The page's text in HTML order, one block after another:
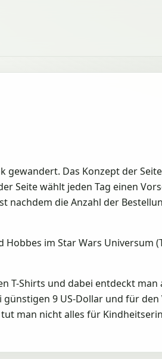
gewandert. Das Konzept der
Seite wählt jeden Tag einen
nachdem die Anzahl der
im Star Wars Universum
T-Shirts und dabei entdeckt
9 US-Dollar und für
man nicht alles für